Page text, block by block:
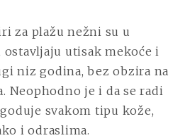
za plažu nežni su u
utisak mekoće i
niz godina, bez obzira na
Neophodno je i da se radi
svakom tipu kože,
i odraslima.